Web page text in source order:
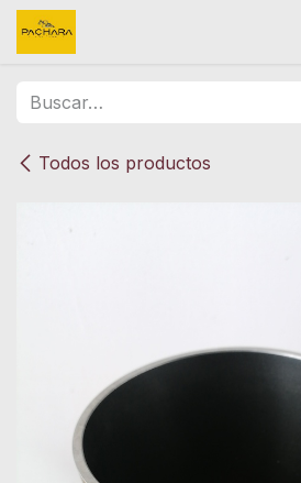
Ir al contenido
Todos los productos